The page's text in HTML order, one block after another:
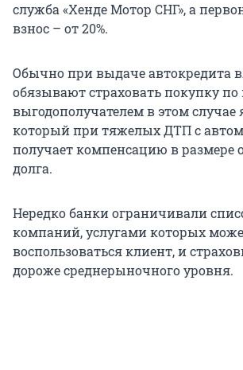
служба «Хенде Мотор СНГ», а
взнос – от 20%.
Обычно при выдаче автокредита
обязывают страховать покупку
выгодополучателем в этом случае
который при тяжелых ДТП с
получает компенсацию в размере
долга.
Нередко банки ограничивали
компаний, услугами которых
воспользоваться клиент, и
дороже среднерыночного уровня.